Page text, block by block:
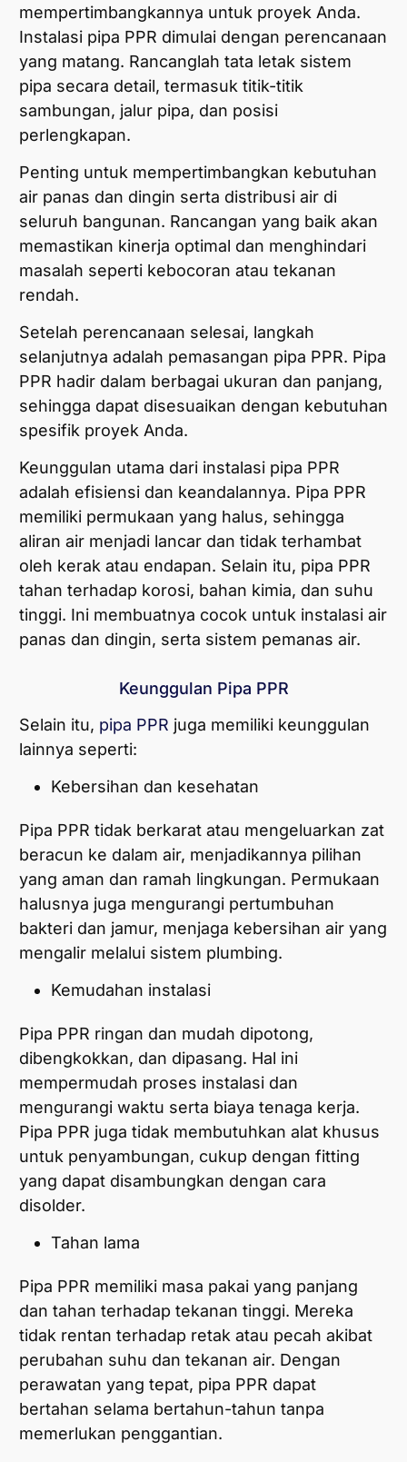
mempertimbangkannya untuk proyek Anda.
Instalasi pipa PPR dimulai dengan perencanaan
yang matang. Rancanglah tata letak sistem
pipa secara detail, termasuk titik-titik
sambungan, jalur pipa, dan posisi
perlengkapan.
Penting untuk mempertimbangkan kebutuhan
air panas dan dingin serta distribusi air di
seluruh bangunan. Rancangan yang baik akan
memastikan kinerja optimal dan menghindari
masalah seperti kebocoran atau tekanan
rendah.
Setelah perencanaan selesai, langkah
selanjutnya adalah pemasangan pipa PPR. Pipa
PPR hadir dalam berbagai ukuran dan panjang,
sehingga dapat disesuaikan dengan kebutuhan
spesifik proyek Anda.
Keunggulan utama dari instalasi pipa PPR
adalah efisiensi dan keandalannya. Pipa PPR
memiliki permukaan yang halus, sehingga
aliran air menjadi lancar dan tidak terhambat
oleh kerak atau endapan. Selain itu, pipa PPR
tahan terhadap korosi, bahan kimia, dan suhu
tinggi. Ini membuatnya cocok untuk instalasi air
panas dan dingin, serta sistem pemanas air.
Keunggulan Pipa PPR
Selain itu, pipa PPR juga memiliki keunggulan
lainnya seperti:
Kebersihan dan kesehatan
Pipa PPR tidak berkarat atau mengeluarkan zat
beracun ke dalam air, menjadikannya pilihan
yang aman dan ramah lingkungan. Permukaan
halusnya juga mengurangi pertumbuhan
bakteri dan jamur, menjaga kebersihan air yang
mengalir melalui sistem plumbing.
Kemudahan instalasi
Pipa PPR ringan dan mudah dipotong,
dibengkokkan, dan dipasang. Hal ini
mempermudah proses instalasi dan
mengurangi waktu serta biaya tenaga kerja.
Pipa PPR juga tidak membutuhkan alat khusus
untuk penyambungan, cukup dengan fitting
yang dapat disambungkan dengan cara
disolder.
Tahan lama
Pipa PPR memiliki masa pakai yang panjang
dan tahan terhadap tekanan tinggi. Mereka
tidak rentan terhadap retak atau pecah akibat
perubahan suhu dan tekanan air. Dengan
perawatan yang tepat, pipa PPR dapat
bertahan selama bertahun-tahun tanpa
memerlukan penggantian.